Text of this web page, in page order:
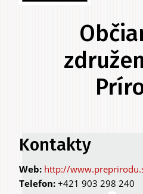
Primárne
karty
.
Kontakty
http://
Telefon: +421 903 298 240